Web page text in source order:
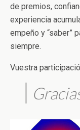
de premios,
experiencia
empeño y “saber”
siempre.
Vuestra